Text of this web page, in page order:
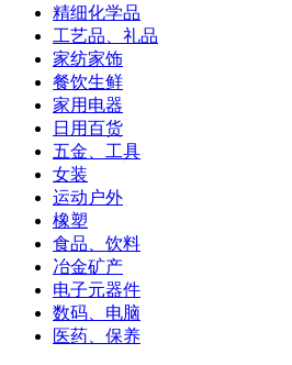
精细化学品
工艺品、礼品
家纺家饰
餐饮生鲜
家用电器
日用百货
五金、工具
女装
运动户外
橡塑
食品、饮料
冶金矿产
电子元器件
数码、电脑
医药、保养